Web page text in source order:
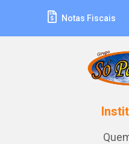
Notas Fiscais